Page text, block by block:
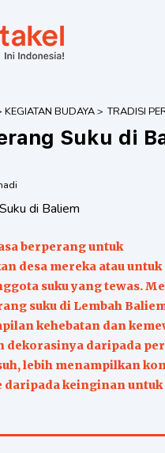
KEGIATAN BUDAYA> TRADISI
SUKU DI
Suku di
berperang untuk
desa mereka atau untuk
suku yang tewas.
suku di Lembah
kehebatan dan
dekorasinya daripada
lebih menampilkan
daripada keinginan untuk